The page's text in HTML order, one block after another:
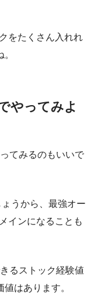
をたくさん入れれ
やってみよ
てみるのもいいで
うから、最強オー
インになることも
るストック経験値
はあります。